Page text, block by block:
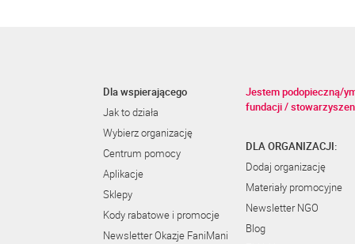
Dla wspierającego
Jak to działa
Wybierz organizację
Centrum pomocy
Aplikacje
Sklepy
Kody rabatowe i promocje
Newsletter Okazje FaniMani
Jestem podopieczną/
fundacji /
DLA ORGANIZACJI:
Dodaj organizację
Materiały promocyjne
Newsletter NGO
Blog